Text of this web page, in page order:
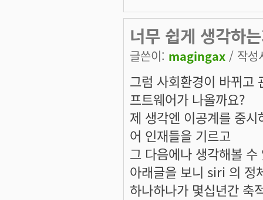
너무 쉽게 생각하
글쓴이: magingax / 작성
그럼 사회환경이 바뀌고
프트웨어가 나올까요?
제 생각엔 이공계를 중
어 인재들을 기르고
그 다음에나 생각해볼
아래글을 보니 siri 의 정
하나하나가 몇십년간 축